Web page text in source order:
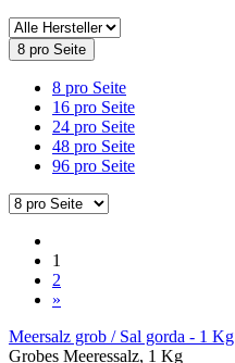
8 pro Seite
8 pro Seite
16 pro Seite
24 pro Seite
48 pro Seite
96 pro Seite
1
2
»
Meersalz grob / Sal gorda - 1 Kg
Grobes Meeressalz, 1 Kg